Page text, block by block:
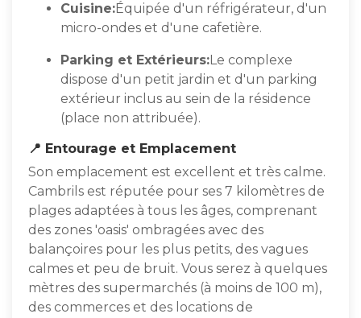
Cuisine:Équipée d'un réfrigérateur, d'un
micro-ondes et d'une cafetière.
Parking et Extérieurs:Le complexe
dispose d'un petit jardin et d'un parking
extérieur inclus au sein de la résidence
(place non attribuée).
📍 Entourage et Emplacement
Son emplacement est excellent et très calme.
Cambrils est réputée pour ses 7 kilomètres de
plages adaptées à tous les âges, comprenant
des zones 'oasis' ombragées avec des
balançoires pour les plus petits, des vagues
calmes et peu de bruit. Vous serez à quelques
mètres des supermarchés (à moins de 100 m),
des commerces et des locations de